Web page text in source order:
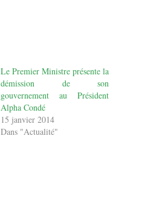
Le Premier Ministre présente la
démission de son
gouvernement au Président
Alpha Condé
15 janvier 2014
Dans "Actualité"